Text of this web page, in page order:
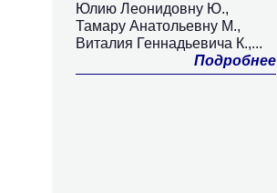
Юлию Леонидовну Ю.,
Тамару Анатольевну М.,
Виталия Геннадьевича К.,...
Подробнее